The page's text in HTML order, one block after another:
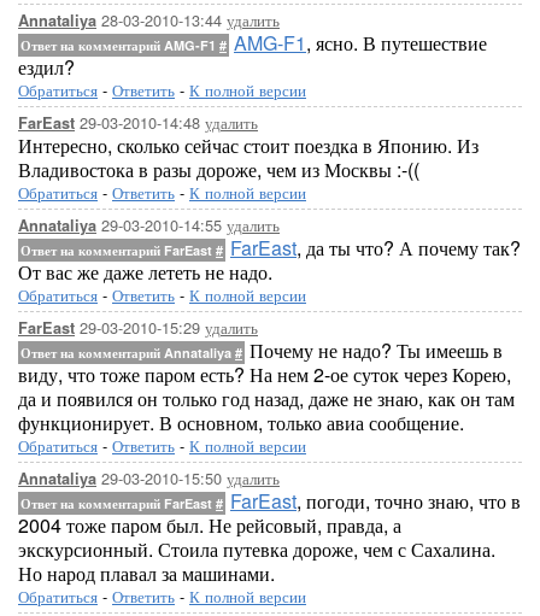
Annataliya 28-03-2010-13:44 удалить
Ответ на комментарий AMG-F1 # AMG-F1, ясно. В путешествие
ездил?
Обратиться - Ответить - К полной версии
FarEast 29-03-2010-14:48 удалить
Интересно, сколько сейчас стоит поездка в Японию. Из
Владивостока в разы дороже, чем из Москвы :-((
Обратиться - Ответить - К полной версии
Annataliya 29-03-2010-14:55 удалить
Ответ на комментарий FarEast # FarEast, да ты что? А почему так?
От вас же даже лететь не надо.
Обратиться - Ответить - К полной версии
FarEast 29-03-2010-15:29 удалить
Ответ на комментарий Annataliya # Почему не надо? Ты имеешь в
виду, что тоже паром есть? На нем 2-ое суток через Корею,
да и появился он только год назад, даже не знаю, как он там
функционирует. В основном, только авиа сообщение.
Обратиться - Ответить - К полной версии
Annataliya 29-03-2010-15:50 удалить
Ответ на комментарий FarEast # FarEast, погоди, точно знаю, что в
2004 тоже паром был. Не рейсовый, правда, а
экскурсионный. Стоила путевка дороже, чем с Сахалина.
Но народ плавал за машинами.
Обратиться - Ответить - К полной версии